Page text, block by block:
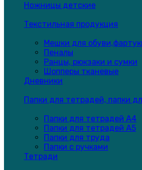
Ножницы детские
Текстильная продукция
Мешки для
Пеналы
Ранцы, рюкзаки и сумки
Шопперы тканевые
Дневники
Папки для тетрадей, папки
Папки для тетрадей А4
Папки для тетрадей А5
Папки для труда
Папки с ручками
Тетради